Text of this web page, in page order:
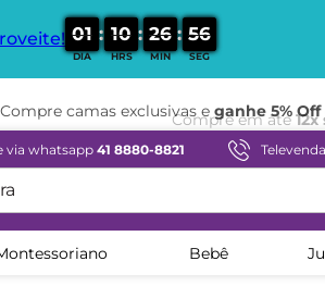
01
DIA
: 10
HRS
: 26
MIN
: 56
SEG
Compre camas exclusivas e ganhe 5% Off
via whatsapp41 8880-8821
Bebê